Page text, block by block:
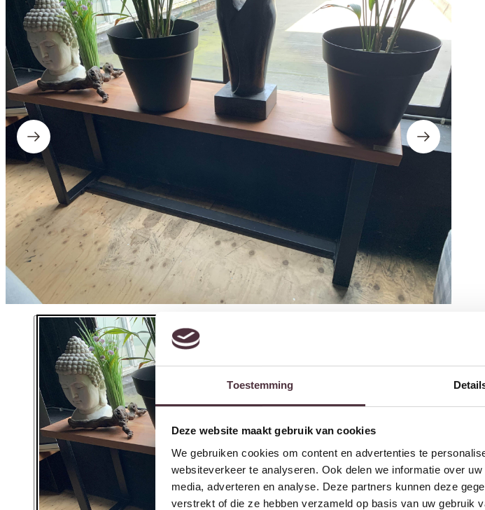
Toestemming
Deze website maakt gebruik van cookies
We gebruiken cookies om content en advertenties te
websiteverkeer te analyseren. Ook delen we informatie over
media, adverteren en analyse. Deze partners kunnen deze
verstrekt of die ze hebben verzameld op basis van uw gebruik